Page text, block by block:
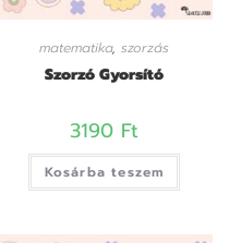
matematika, szorzás
Szorzó Gyorsító
3190 Ft
Kosárba teszem